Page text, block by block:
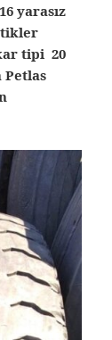
yarasız
tipi 20